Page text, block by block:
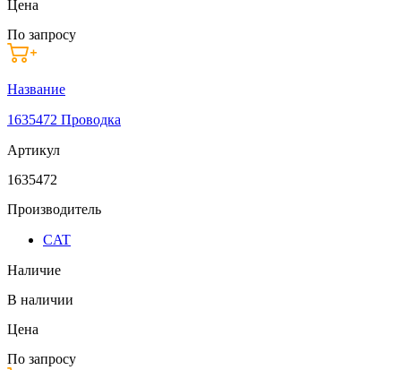
Цена
По запросу
Название
1635472 Проводка
Артикул
1635472
Производитель
CAT
Наличие
В наличии
Цена
По запросу